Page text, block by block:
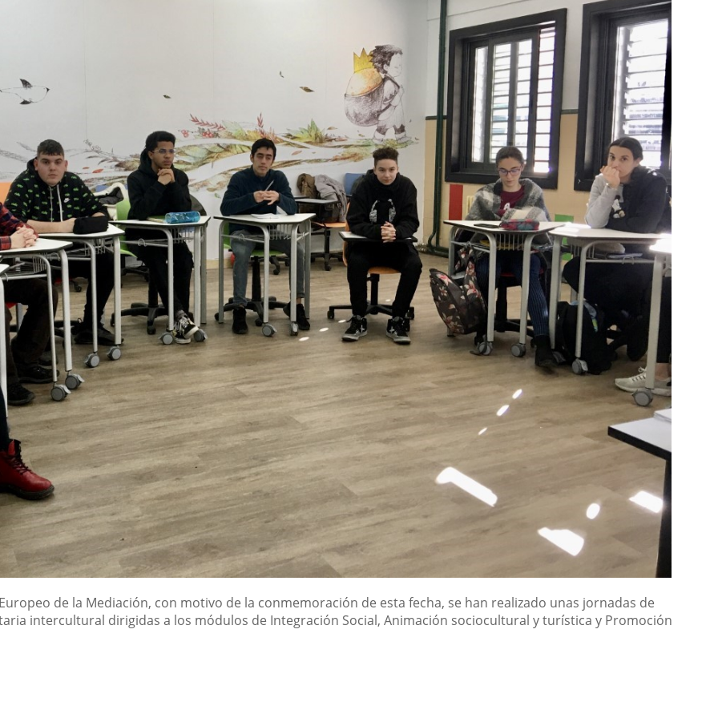
de la Mediación, con motivo de la conmemoración de esta fecha, se han realizado unas jornadas de
intercultural dirigidas a los módulos de Integración Social, Animación sociocultural y turística y Promoción